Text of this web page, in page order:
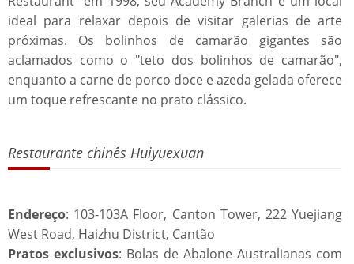
ideal para relaxar depois de visitar galerias de arte
próximas. Os bolinhos de camarão gigantes são
aclamados como o "teto dos bolinhos de camarão",
enquanto a carne de porco doce e azeda gelada oferece
um toque refrescante no prato clássico.
Restaurante chinês Huiyuexuan
Endereço: 103-103A Floor, Canton Tower, 222 Yuejiang
West Road, Haizhu District, Cantão
Pratos exclusivos: Bolas de Abalone Australianas com